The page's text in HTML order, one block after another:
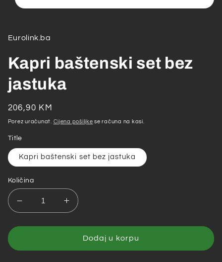
modal
Eurolink.ba
Kapri baštenski set bez
jastuka
Redovna
cijena
206,90 KM
Porez uračunat. Cijena pošiljke se računa na kasi.
Title
Kapri baštenski set bez jastuka
Količina
Smanji
količinu
za
baštenski
Povećaj
količinu
za
Kapri
baštenski
Dodaj u korpu